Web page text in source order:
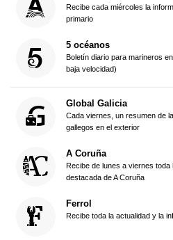
Recibe cada miércoles la
primario
5 océanos
Boletín diario para marineros
baja velocidad)
Global Galicia
Cada viernes, un resumen de
gallegos en el exterior
A Coruña
Recibe de lunes a viernes toda
destacada de A Coruña
Ferrol
Recibe toda la actualidad y la